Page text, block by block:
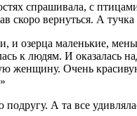
спрашивала, с
скоро вернуться. А
и озерца маленькие,
к людям. И оказалась
женщину. Очень
А та все